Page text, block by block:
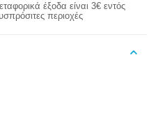
έξοδα είναι 3€ εντός
περιοχές